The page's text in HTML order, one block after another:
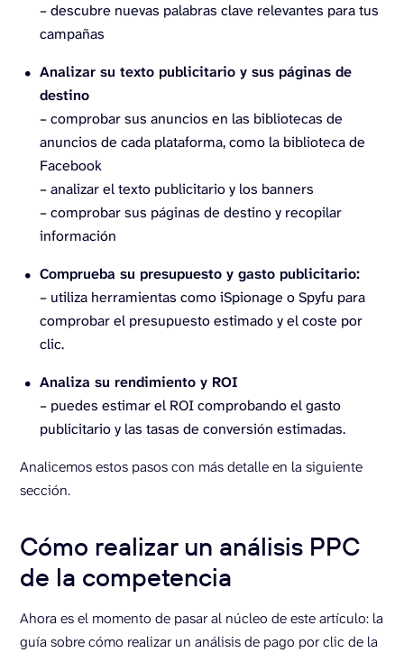
– descubre nuevas palabras clave relevantes para tus
campañas
Analizar su texto publicitario y sus páginas de
destino
– comprobar sus anuncios en las bibliotecas de
anuncios de cada plataforma, como la biblioteca de
Facebook
– analizar el texto publicitario y los banners
– comprobar sus páginas de destino y recopilar
información
Comprueba su presupuesto y gasto publicitario:
– utiliza herramientas como iSpionage o Spyfu para
comprobar el presupuesto estimado y el coste por
clic.
Analiza su rendimiento y ROI
– puedes estimar el ROI comprobando el gasto
publicitario y las tasas de conversión estimadas.
Analicemos estos pasos con más detalle en la siguiente
sección.
Cómo realizar un análisis PPC
de la competencia
Ahora es el momento de pasar al núcleo de este artículo: la
guía sobre cómo realizar un análisis de pago por clic de la